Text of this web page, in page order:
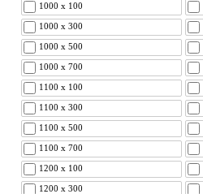
1000 x 100
1000 x 300
1000 x 500
1000 x 700
1100 x 100
1100 x 300
1100 x 500
1100 x 700
1200 x 100
1200 x 300